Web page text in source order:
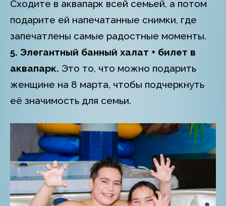
Сходите в аквапарк всей семьей, а потом
подарите ей напечатанные снимки, где
запечатлены самые радостные моменты.
5. Элегантный банный халат + билет в
аквапарк. Это то, что можно подарить
женщине на 8 марта, чтобы подчеркнуть
её значимость для семьи.